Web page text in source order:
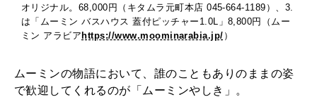
オリジナル。68,000円（キタムラ元町本店 045-664-1189）、3.
は「ムーミン バスハウス 蓋付ピッチャー1.0L」8,800円（ムー
ミン アラビア https://www.moominarabia.jp/ ）
ムーミンの物語において、誰のこともありのままの姿
で歓迎してくれるのが「ムーミンやしき」。